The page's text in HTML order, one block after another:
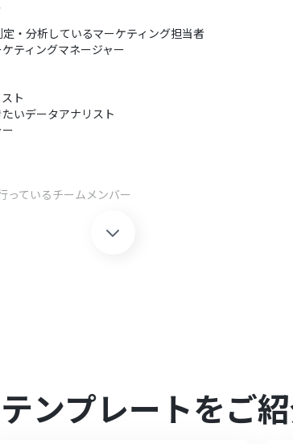
・分析しているマーケティング担当者
ティングマネージャー
ト
いデータアナリスト
っているチームメンバー
ンプレートをご